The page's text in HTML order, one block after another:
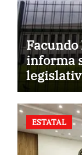
Facundo
informa
Fiscalía.
ESTATAL